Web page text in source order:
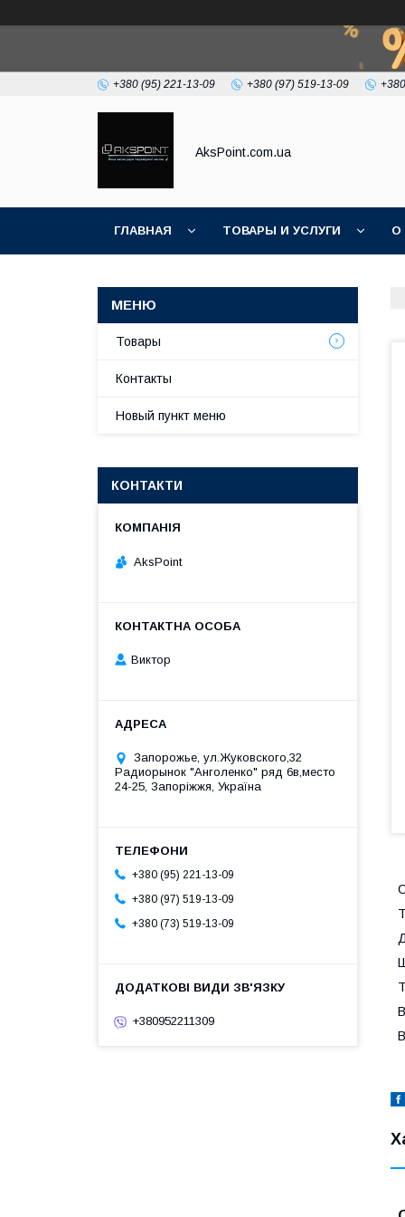
+380 (95) 221-13-09 +380 (97) 519-13-09
AksPoint.com.ua
ГЛАВНАЯ ТОВАРЫ И УСЛУГИ О
Товары
Контакты
Новый пункт меню
КОНТАКТИ
AksPoint
Виктор
Запорожье, ул.Жуковского,32
Радиорынок "Анголенко" ряд 6в,место
24-25, Запоріжжя, Україна
+380 (95) 221-13-09
+380 (97) 519-13-09
+380 (73) 519-13-09
+380952211309